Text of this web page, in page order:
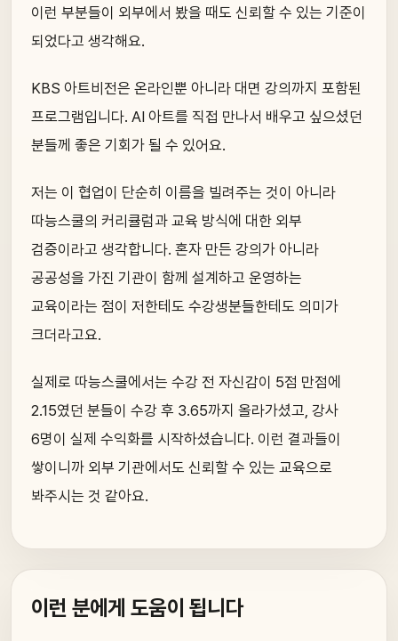
이런 부분들이 외부에서 봤을 때도 신뢰할 수 있는 기준이
되었다고 생각해요.
KBS 아트비전은 온라인뿐 아니라 대면 강의까지 포함된
프로그램입니다. AI 아트를 직접 만나서 배우고 싶으셨던
분들께 좋은 기회가 될 수 있어요.
저는 이 협업이 단순히 이름을 빌려주는 것이 아니라
따능스쿨의 커리큘럼과 교육 방식에 대한 외부
검증이라고 생각합니다. 혼자 만든 강의가 아니라
공공성을 가진 기관이 함께 설계하고 운영하는
교육이라는 점이 저한테도 수강생분들한테도 의미가
크더라고요.
실제로 따능스쿨에서는 수강 전 자신감이 5점 만점에
2.15였던 분들이 수강 후 3.65까지 올라가셨고, 강사
6명이 실제 수익화를 시작하셨습니다. 이런 결과들이
쌓이니까 외부 기관에서도 신뢰할 수 있는 교육으로
봐주시는 것 같아요.
이런 분에게 도움이 됩니다